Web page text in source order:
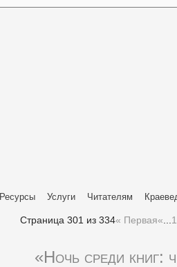
Ресурсы Услуги Читателям
Страница 301 из 334« Первая«
«Ночь среди книг: